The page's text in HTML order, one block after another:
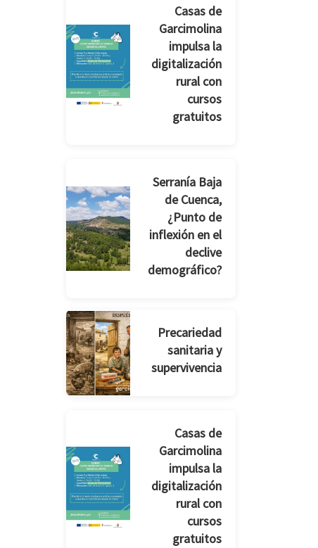
Casas de
Garcimolina
impulsa la
digitalización
rural con
cursos
gratuitos
Serranía Baja
de Cuenca,
¿Punto de
inflexión en el
declive
demográfico?
Precariedad
sanitaria y
supervivencia
Casas de
Garcimolina
impulsa la
digitalización
rural con
cursos
gratuitos